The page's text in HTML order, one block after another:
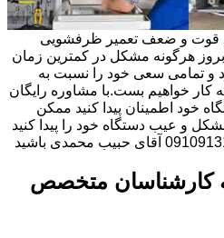
قوت و ضعف تعمیر ظرفشویی
هرگونه مشکل در کمترین زمان
و تمامی سعی خود را نسبت به
کار خواهیم بست.با مشاوره رایگان
خود اطمینان پیدا کنید ممکن
و عیب دستگاه خود را پیدا کنید
کارشناسان متخصص